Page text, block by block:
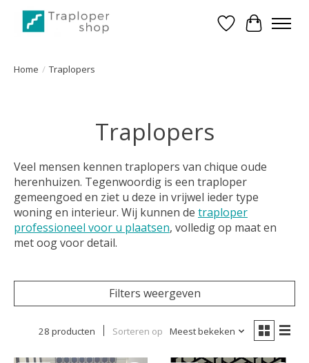
Verlanglijst
Home / Traplopers
Traplopers
Veel mensen kennen traplopers van chique oude
herenhuizen. Tegenwoordig is een traploper
gemeengoed en ziet u deze in vrijwel ieder type
woning en interieur. Wij kunnen de traploper
professioneel voor u plaatsen, volledig op maat en
met oog voor detail.
Filters weergeven
28 producten Sorteren op Meest bekeken